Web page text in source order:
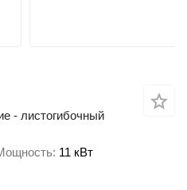
- листогибочный
11 кВт